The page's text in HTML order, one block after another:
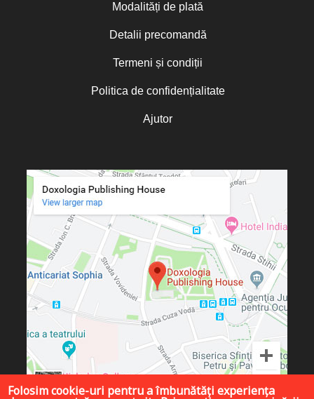
Modalități de plată
Detalii precomandă
Termeni și condiții
Politica de confidențialitate
Ajutor
Folosim cookie-uri pentru a îmbunătăți experiența